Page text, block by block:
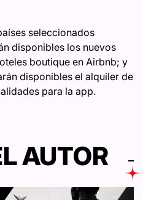
seleccionados
disponibles los nuevos
boutique en Airbnb; y
disponibles el alquiler de
para la app.
AUTOR